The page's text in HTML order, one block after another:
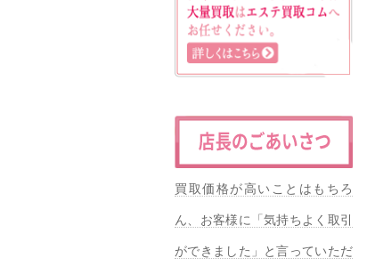
買取価格が高いことはもちろ
ん、お客様に「気持ちよく取引
ができました」と言っていただ